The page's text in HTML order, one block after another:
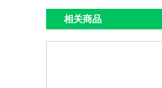
相关商品